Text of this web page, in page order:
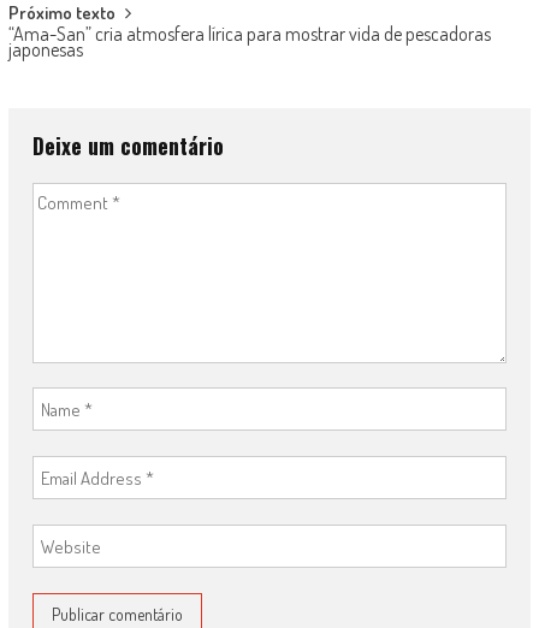
Próximo texto
“Ama-San” cria atmosfera lírica para mostrar vida de pescadoras
japonesas
Deixe um comentário